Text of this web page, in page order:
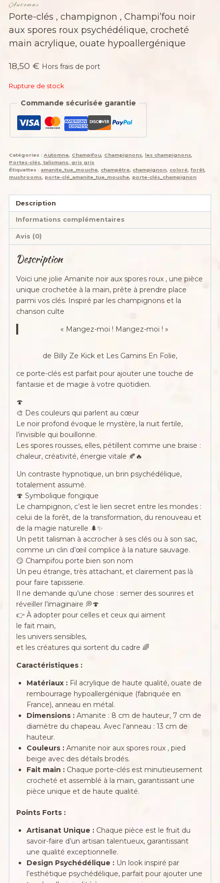
Automne
Porte-clés , champignon , Champi’fou noir
aux spores roux psychédélique, crocheté
main acrylique, ouate hypoallergénique
18,50 € Hors frais de port
Rupture de stock
Commande sécurisée garantie
Catégories :Automne, Champifou, Champignons, les champignons,
Portes-clés, talismans, gris gris
Étiquettes :amanite_tue_mouche, champêtre, champignon, coloré,forêt,
mushrooms, porte-clé_amanite_tue_mouche, porte-clés_champignon
Description
Informations complémentaires
Avis (0)
Description
Voici une jolie Amanite noir aux spores roux , une pièce
unique crochetée à la main, prête à prendre place
parmi vos clés. Inspiré par les champignons et la
chanson culte
« Mangez-moi ! Mangez-moi ! »
de Billy Ze Kick et Les Gamins En Folie,
ce porte-clés est parfait pour ajouter une touche de
fantaisie et de magie à votre quotidien.
🍄
🎨 Des couleurs qui parlent au cœur
Le noir profond évoque le mystère, la nuit fertile,
l’invisible qui bouillonne.
Les spores rousses, elles, pétillent comme une braise :
chaleur, créativité, énergie vitale 🍂🔥
Un contraste hypnotique, un brin psychédélique,
totalement assumé.
🍄 Symbolique fongique
Le champignon, c’est le lien secret entre les mondes :
celui de la forêt, de la transformation, du renouveau et
de la magie naturelle 🌲✨
Un petit talisman à accrocher à ses clés ou à son sac,
comme un clin d’œil complice à la nature sauvage.
😏 Champifou porte bien son nom
Un peu étrange, très attachant, et clairement pas là
pour faire tapisserie.
Il ne demande qu’une chose : semer des sourires et
réveiller l’imaginaire 💭🍄
👉 À adopter pour celles et ceux qui aiment
le fait main,
les univers sensibles,
et les créatures qui sortent du cadre 🌈
Caractéristiques :
Matériaux : Fil acrylique de haute qualité, ouate de
rembourrage hypoallergénique (fabriquée en
France), anneau en métal.
Dimensions : Amanite : 8 cm de hauteur, 7 cm de
diamètre du chapeau. Avec l’anneau : 13 cm de
hauteur.
Couleurs : Amanite noir aux spores roux , pied
beige avec des détails brodés.
Fait main : Chaque porte-clés est minutieusement
crocheté et assemblé à la main, garantissant une
pièce unique et de haute qualité.
Points Forts :
Artisanat Unique : Chaque pièce est le fruit du
savoir-faire d’un artisan talentueux, garantissant
une qualité exceptionnelle.
Design Psychédélique : Un look inspiré par
l’esthétique psychédélique, parfait pour ajouter une